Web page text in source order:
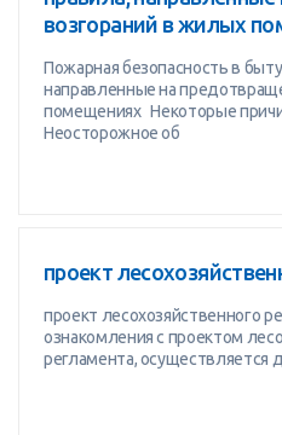
возгораний в жилых
Пожарная безопасность в
направленные на
помещениях Некоторые
Неосторожное об
проект
проект лесохозяйственного
ознакомления с проектом
регламента, осуществляется